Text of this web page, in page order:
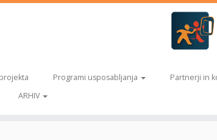
Programi usposabljanja Partnerji in
ARHIV